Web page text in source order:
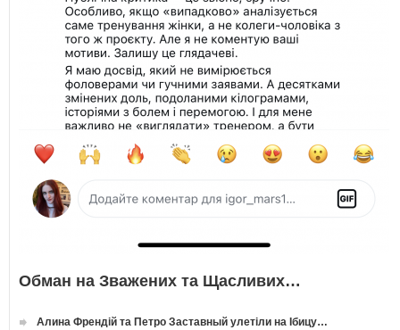
Обман на Зважених та Щасливих…
Алина Френдій та Петро Заставный улетіли на Ібицу…